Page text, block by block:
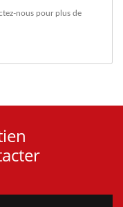
nous pour plus de